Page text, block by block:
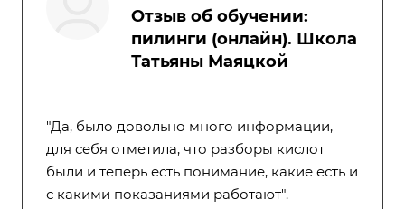
Отзыв об обучении:
пилинги (онлайн). Школа
Татьяны Маяцкой
"Да, было довольно много информации,
для себя отметила, что разборы кислот
были и теперь есть понимание, какие есть и
с какими показаниями работают".